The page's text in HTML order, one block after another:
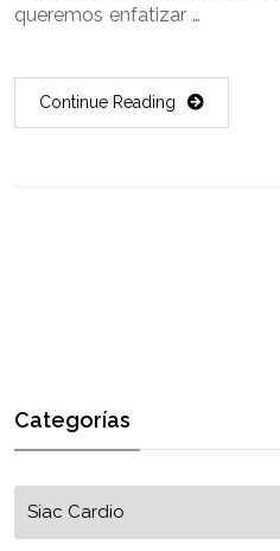
queremos enfatizar …
Continue Reading
Categorías